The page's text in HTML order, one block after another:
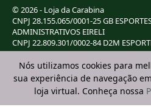
© 2026 - Loja da Carabina
CNPJ 28.155.065/0001-25 GB
ADMINISTRATIVOS EIRELI
CNPJ 22.809.301/0002-84 D2M
ESPORTIVOS EIRELI
CNPJ 38.283.264/0001-72 LC
CNPJ 42.084.009/0001-78 2G E B
Nós utilizamos cookies para
sua experiência de navegação
loja virtual. Conheça nossa